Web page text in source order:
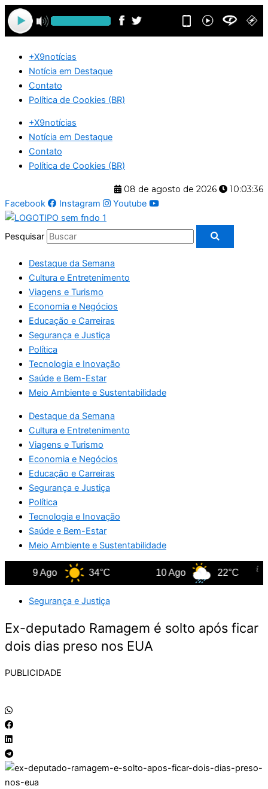
Ir
para
o
+X9notícias
Notícia em Destaque
Contato
Política de Cookies (BR)
+X9notícias
Notícia em Destaque
Contato
Política de Cookies (BR)
08 de agosto de 2026
10:03:37
Facebook
Instagram Youtube
Pesquisar
Destaque da Semana
Cultura e Entretenimento
Viagens e Turismo
Economia e Negócios
Educação e Carreiras
Segurança e Justiça
Política
Tecnologia e Inovação
Saúde e Bem-Estar
Meio Ambiente e Sustentabilidade
Destaque da Semana
Cultura e Entretenimento
Viagens e Turismo
Economia e Negócios
Educação e Carreiras
Segurança e Justiça
Política
Tecnologia e Inovação
Saúde e Bem-Estar
Meio Ambiente e Sustentabilidade
9 Ago 34°C 10 Ago 22°C
Segurança e Justiça
Ex-deputado Ramagem é solto após ficar
dois dias preso nos EUA
PUBLICIDADE